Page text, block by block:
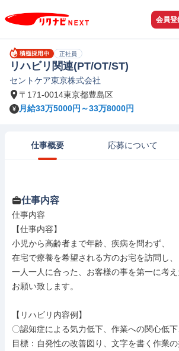
会員登
正社員
リハビリ関連(PT/OT/ST)
セントケア東京株式会社
〒171-0014東京都豊島区
月給33万5000円～33万8000円
仕事概要 応募について
仕事内容
仕事内容
【仕事内容】
小児から高齢者まで年齢、疾病を問わず、
在宅で療養を希望される方のお宅を訪問し、
一人一人に合った、お客様の事を第一に考
お願い致します。
【リハビリ内容例】
〇認知症による気力低下、作業への関心低
目標：自発性の改善図り、文字を書く作業